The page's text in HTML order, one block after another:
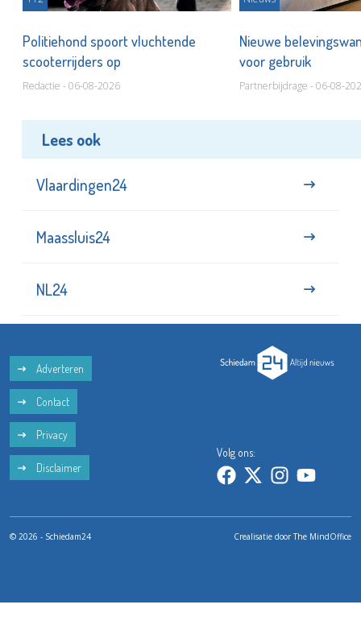
Politiehond spoort vluchtende
scooterrijders op
Redactie - 06-08-2026
Nieuwe
voor gebruik
Partnerbijdrage - 06-08-
Lees ook
Vlaardingen24
Maassluis24
NL24
Adverteren
Contact
Privacy
Disclaimer
Volg ons:
© 2026 - Schiedam24 Crealisatie doorThe MindOffice